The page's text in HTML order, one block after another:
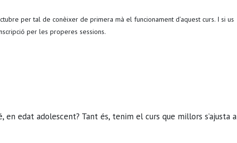
per tal de conèixer de primera mà el funcionament d’aquest curs. I si us
per les properes sessions.
edat adolescent? Tant és, tenim el curs que millors s’ajusta a